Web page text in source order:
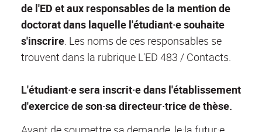
de l'ED et aux responsables de la mention de
doctorat dans laquelle l'étudiant·e souhaite
s'inscrire. Les noms de ces responsables se
trouvent dans la rubrique L'ED 483 / Contacts.
L'étudiant·e sera inscrit·e dans l'établissement
d'exercice de son·sa directeur·trice de thèse.